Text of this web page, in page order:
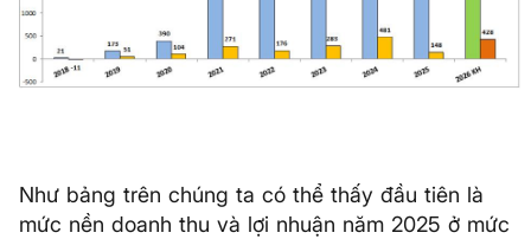
Như bảng trên chúng ta có thể thấy đầu tiên là
mức nền doanh thu và lợi nhuận năm 2025 ở mức